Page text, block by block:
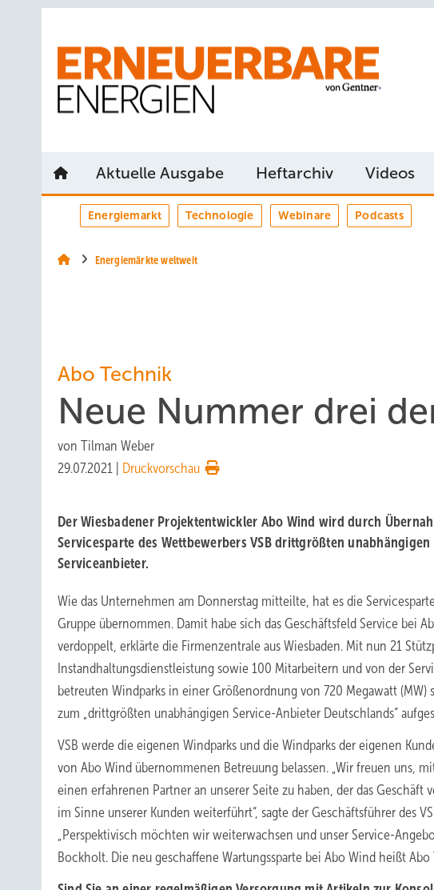
Aktuelle Ausgabe Heftarchiv Videos
Energiemarkt Technologie Webinare Podcasts
Energiemärkte weltweit
Abo Technik
Neue Nummer drei
von Tilman Weber
29.07.2021
Druckvorschau
Der Wiesbadener Projektentwickler Abo Wind wird durch
Servicesparte des Wettbewerbers VSB drittgrößten unabhängigen
Serviceanbieter.
Wie das Unternehmen am Donnerstag mitteilte, hat es die
Gruppe übernommen. Damit habe sich das Geschäftsfeld Service bei
verdoppelt, erklärte die Firmenzentrale aus Wiesbaden. Mit nun 21
Instandhaltungsdienstleistung sowie 100 Mitarbeitern und von der
betreuten Windparks in einer Größenordnung von 720 Megawatt (MW)
zum „drittgrößten unabhängigen Service-Anbieter Deutschlands“
VSB werde die eigenen Windparks und die Windparks der eigenen
von Abo Wind übernommenen Betreuung belassen. „Wir freuen uns,
einen erfahrenen Partner an unserer Seite zu haben, der das Geschäft
im Sinne unserer Kunden weiterführt“, sagte der Geschäftsführer des
„Perspektivisch möchten wir weiterwachsen und unser Service-
Bockholt. Die neu geschaffene Wartungssparte bei Abo Wind heißt Abo